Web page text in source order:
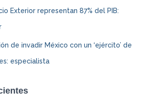
Exterior representan 87% del PIB:
de invadir México con un ‘ejército’ de
especialista